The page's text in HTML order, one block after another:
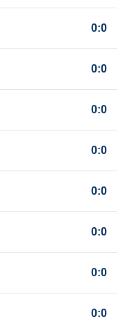
0:0
0:0
0:0
0:0
0:0
0:0
0:0
0:0